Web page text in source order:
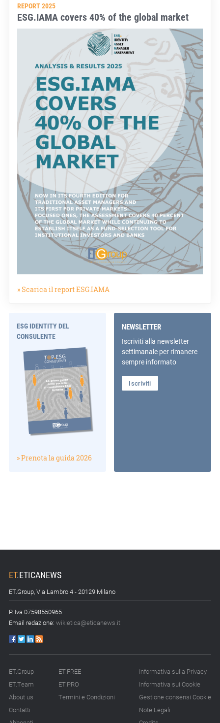
REPORT 2025
ESG.IAMA covers 40% of the global market
» Scarica il report ESG.IAMA
ESG IDENTITY DEL
CONSULENTE
» Prenota la guida 2026
NEWSLETTER
Iscriviti alla newsletter
settimanale per rimanere
sempre informato
Iscriviti
ET.ETICANEWS
ET.Group, Via Lambro 4 - 20129 Milano
P. Iva 07598550965
Email redazione: wikietica@eticanews.it
ET.Group
ET.Team
About us
Contatti
ET.FREE
ET.PRO
Termini e Condizioni
Informativa sulla Privacy
Informativa sui Cookie
Gestione consensi Cookie
Note Legali